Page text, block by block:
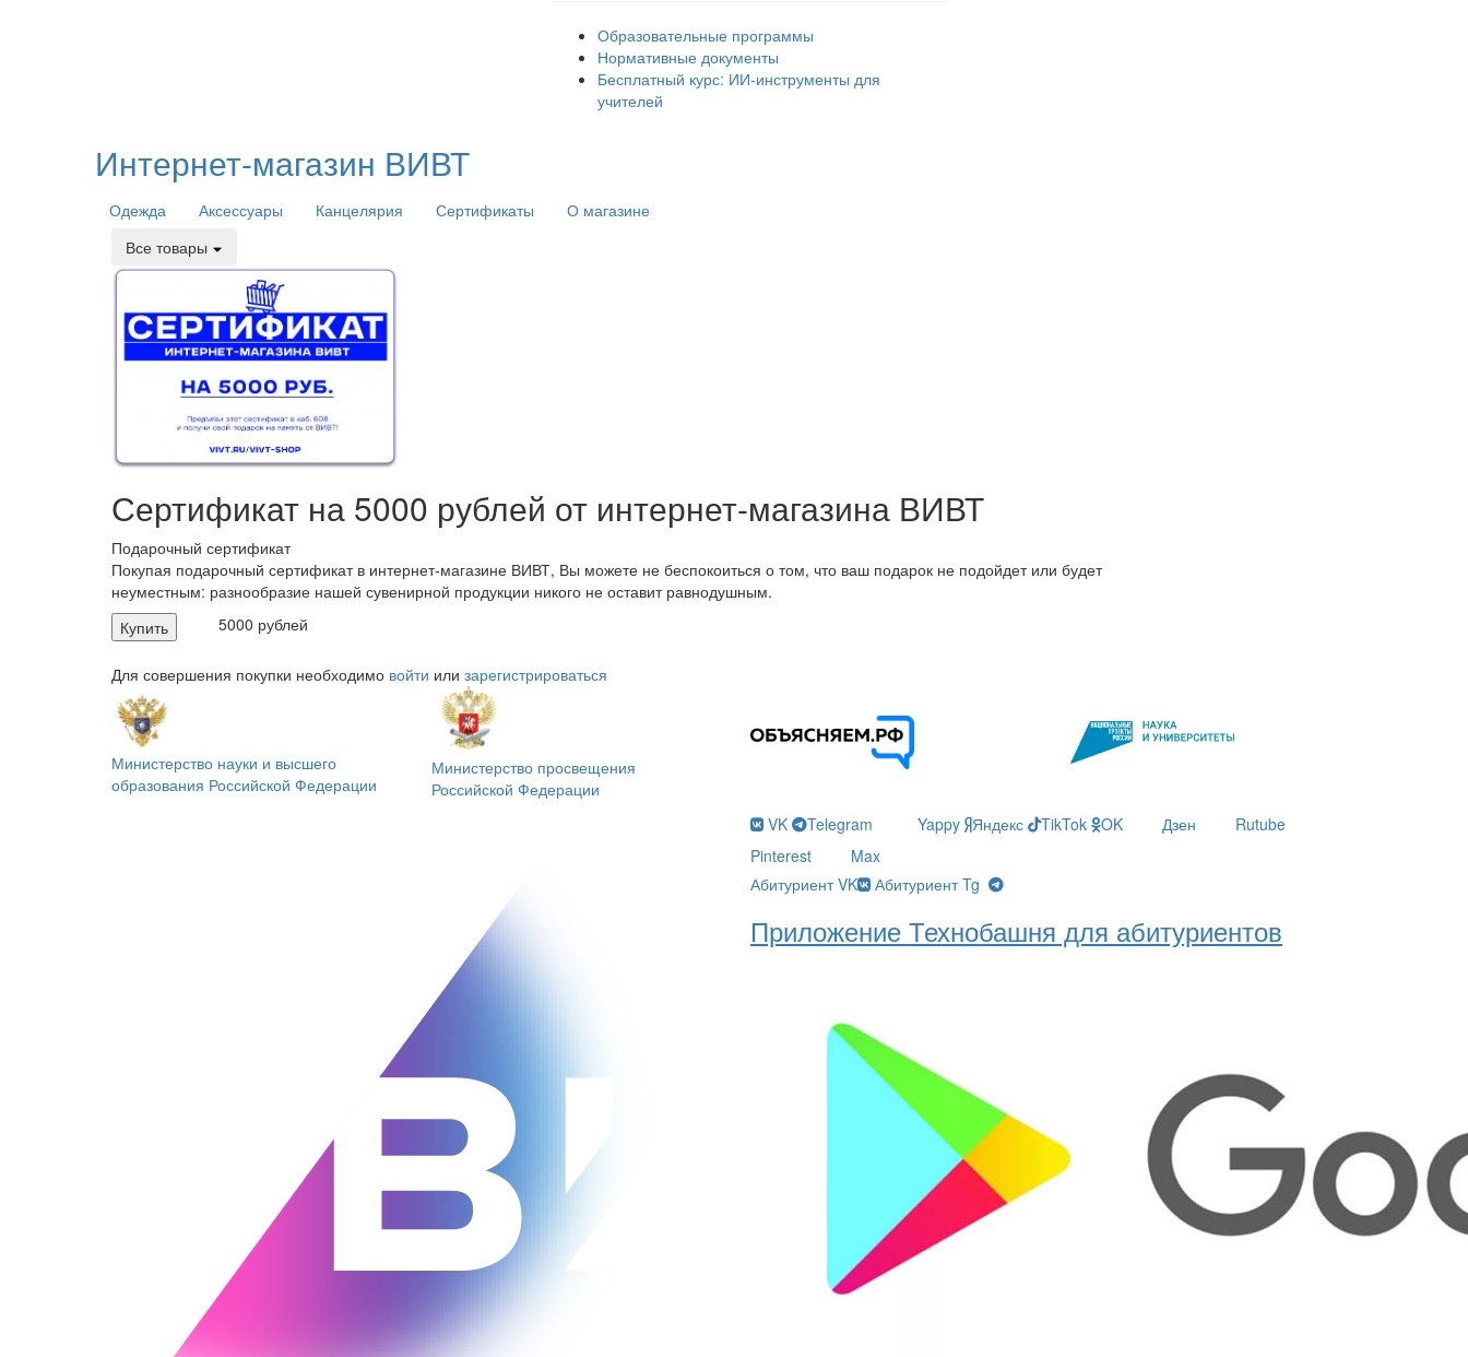
Образовательные программы
Нормативные документы
Бесплатный курс: ИИ‑инструменты для
учителей
Интернет-магазин ВИВТ
Одежда Аксессуары Канцелярия Сертификаты
О магазине
Все товары
Сертификат на 5000 рублей от интернет-магазина ВИВТ
Подарочный сертификат
Покупая подарочный сертификат в интернет-магазине ВИВТ, Вы можете не беспокоиться о том, что ваш подарок не подойдет или будет
неуместным: разнообразие нашей сувенирной продукции никого не оставит равнодушным.
Купить
5000 рублей
Для совершения покупки необходимо войти или зарегистрироваться
Министерство науки и высшего
образования Российской Федерации
Министерство просвещения
Российской Федерации
VK
Telegram Yappy Яндекс TikTok OK Дзен
Rutube
Pinterest
Max
Абитуриент VK
Абитуриент Tg
Приложение Технобашня для абитуриентов